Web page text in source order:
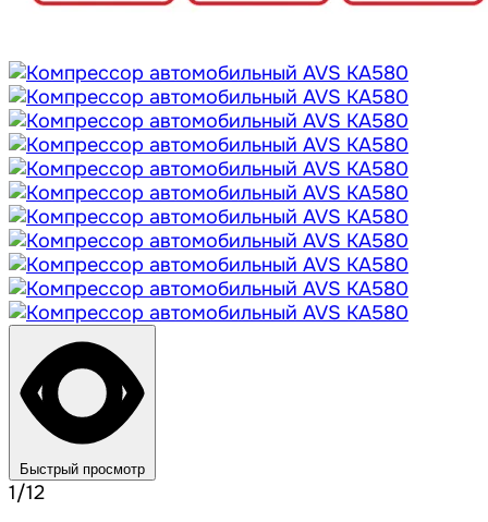
Быстрый просмотр
1/12